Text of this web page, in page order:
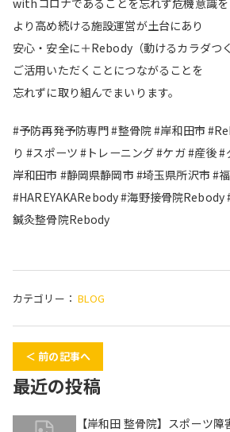
withコロナであることを忘れず危機意識を
より高め続ける施設運営が土台にあり
安心・安全に＋Rebody（動けるカラダつ
ご活用いただくことにつながることを
忘れずに取り組んでまいります。
#予防再発予防専門 #整骨院 #岸和田市
り #スポーツ #トレーニング #ケガ #産後
岸和田市 #静岡県静岡市 #埼玉県所沢市 #
#HAREYAKARebody #海野接骨院
鍼灸整骨院Rebody
カテゴリー： BLOG
＜ 前の記事へ
最近の投稿
【岸和田 整骨院】スポーツ